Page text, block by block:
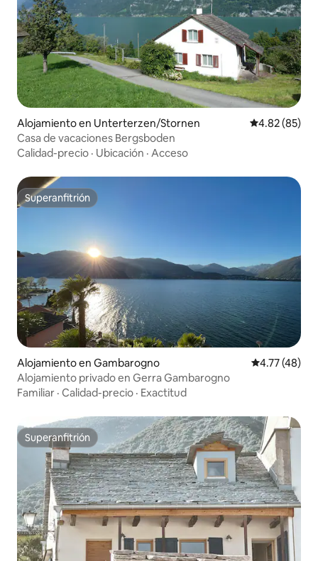
Alojamiento en Unterterzen/Stornen Calificación
4.82 (85)
Casa de vacaciones Bergsboden
Calidad-precio · Ubicación · Acceso
Superanfitrión
Superanfitrión
Alojamiento en Gambarogno Calificación
4.77 (48)
Alojamiento privado en Gerra Gambarogno
Familiar · Calidad-precio · Exactitud
Superanfitrión
Superanfitrión